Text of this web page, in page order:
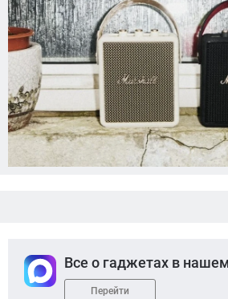
Все о гаджетах в
Перейти